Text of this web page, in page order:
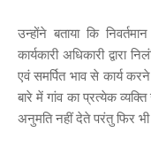
उन्होंने बताया कि
कार्यकारी अधिकारी द्वारा
एवं समर्पित भाव से कार्य
बारे में गांव का प्रत्येक
अनुमति नहीं देते परंतु फिर भी